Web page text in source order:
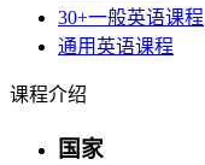
30+一般英语课程
通用英语课程
课程介绍
国家